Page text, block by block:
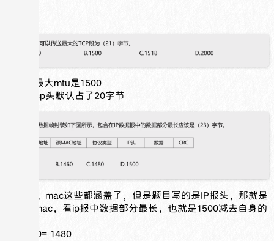
以太网最大mtu是1500
ip段和tcp头默认占了20字节
ip、tcp、mac这些都涵盖了，但是题目写的是IP报头，那就是
不包含mac，看ip报中数据部分最长，也就是1500减去自身的
1500-20= 1480